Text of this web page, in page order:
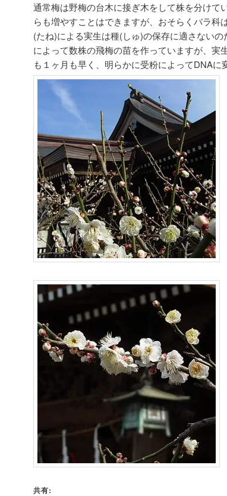
通常梅は野梅の台木に接ぎ木をして株を分けて
らも増やすことはできますが、おそらくバラ科
(たね)による実生は種(しゅ)の保存に適さない
によって数株の飛梅の苗を作っていますが、実
も１ヶ月も早く、明らかに受粉によってDNAに
共有: